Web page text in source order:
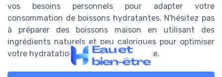
vos besoins personnels pour adapter votre
consommation de boissons hydratantes. N'hésitez pas
à préparer des boissons maison en utilisant des
ingrédients naturels et peu caloriques pour optimiser
votre hydratation et votre santé globale.